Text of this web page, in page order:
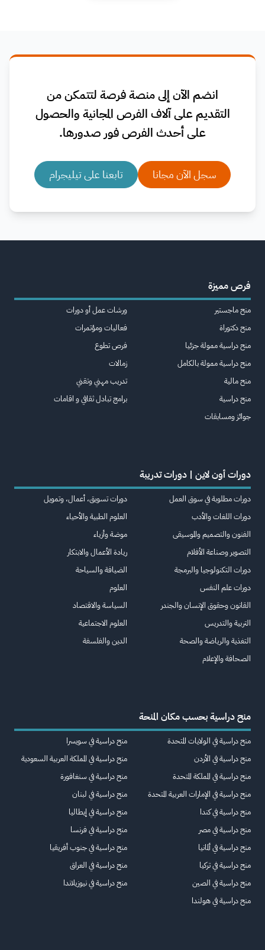
انضم الآن إلى منصة فرصة لتتمكن من
التقديم على آلاف الفرص المجانية والحصول
على أحدث الفرص فور صدورها.
سجل الآن مجانا تابعنا على تيليجرام
فرص مميزة
منح ماجستير
منح دكتوراة
منح دراسية ممولة جزئيا
منح دراسية ممولة بالكامل
منح مالية
منح دراسية
جوائز ومسابقات
ورشات عمل أو دورات
فعاليات ومؤتمرات
فرص تطوع
زمالات
تدريب مهني وتقني
برامج تبادل ثقافي و اقامات
دورات أون لاين | دورات تدريبة
دورات مطلوبة في سوق العمل
دورات اللغات والأدب
الفنون والتصميم والموسيقى
التصوير وصناعة الأفلام
دورات التكنولوجيا والبرمجة
دورات علم النفس
القانون وحقوق الإنسان والجندر
التربية والتدريس
التغذية والرياضة والصحة
الصحافة والإعلام
دورات تسويق، أعمال، وتمويل
العلوم الطبية والأحياء
موضة وأزياء
ريادة الأعمال والابتكار
الضيافة والسياحة
العلوم
السياسة والاقتصاد
العلوم الاجتماعية
الدين والفلسفة
منح دراسية بحسب مكان المنحة
منح دراسية في الولايات المتحدة
منح دراسية في الأردن
منح دراسية في المملكة المتحدة
منح دراسية في الإمارات العربية المتحدة
منح دراسية في كندا
منح دراسية في مصر
منح دراسية في ألمانيا
منح دراسية في تركيا
منح دراسية في الصين
منح دراسية في هولندا
منح دراسية في سويسرا
منح دراسية في المملكة العربية السعودية
منح دراسية في سنغافورة
منح دراسية في لبنان
منح دراسية في إيطاليا
منح دراسية في فرنسا
منح دراسية في جنوب أفريقيا
منح دراسية في العراق
منح دراسية في نيوزيلاندا